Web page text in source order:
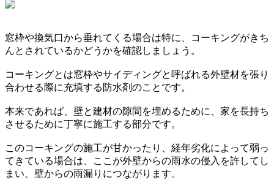
窓枠や換気口から垂れてくる場合は特に、コーキングがきち
んとされているかどうかを確認しましょう。
コーキングとは窓枠やサイディングと呼ばれる外壁材を張り
合わせる際に充填する防水剤のことです。
本来であれば、壁と建材の隙間を埋めるために、家を長持ち
させるために丁寧に施工する部分です。
このコーキングの施工が甘かったり、経年劣化によって弱っ
てきている場合は、ここが外壁からの雨水の侵入を許してし
まい、壁からの雨漏りにつながります。